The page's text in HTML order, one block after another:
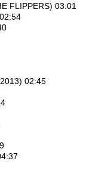
FLIPPERS) 03:01
02:45